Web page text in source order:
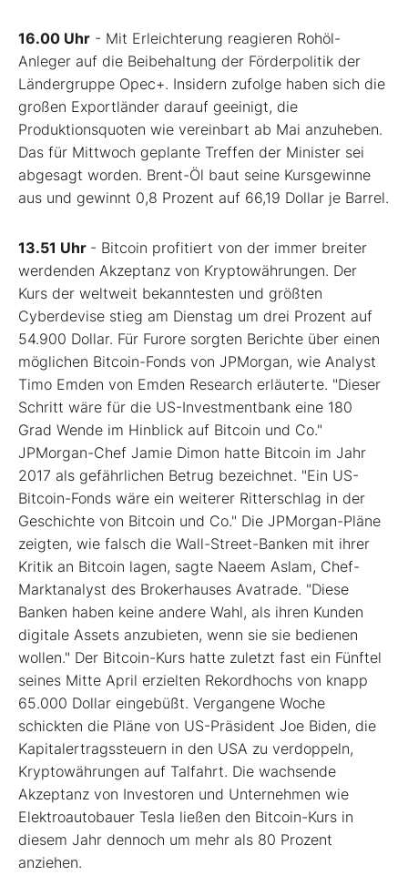
16.00 Uhr - Mit Erleichterung reagieren Rohöl-
Anleger auf die Beibehaltung der Förderpolitik der
Ländergruppe Opec+. Insidern zufolge haben sich die
großen Exportländer darauf geeinigt, die
Produktionsquoten wie vereinbart ab Mai anzuheben.
Das für Mittwoch geplante Treffen der Minister sei
abgesagt worden. Brent-Öl baut seine Kursgewinne
aus und gewinnt 0,8 Prozent auf 66,19 Dollar je Barrel.
13.51 Uhr - Bitcoin profitiert von der immer breiter
werdenden Akzeptanz von Kryptowährungen. Der
Kurs der weltweit bekanntesten und größten
Cyberdevise stieg am Dienstag um drei Prozent auf
54.900 Dollar. Für Furore sorgten Berichte über einen
möglichen Bitcoin-Fonds von JPMorgan, wie Analyst
Timo Emden von Emden Research erläuterte. "Dieser
Schritt wäre für die US-Investmentbank eine 180
Grad Wende im Hinblick auf Bitcoin und Co."
JPMorgan-Chef Jamie Dimon hatte Bitcoin im Jahr
2017 als gefährlichen Betrug bezeichnet. "Ein US-
Bitcoin-Fonds wäre ein weiterer Ritterschlag in der
Geschichte von Bitcoin und Co." Die JPMorgan-Pläne
zeigten, wie falsch die Wall-Street-Banken mit ihrer
Kritik an Bitcoin lagen, sagte Naeem Aslam, Chef-
Marktanalyst des Brokerhauses Avatrade. "Diese
Banken haben keine andere Wahl, als ihren Kunden
digitale Assets anzubieten, wenn sie sie bedienen
wollen." Der Bitcoin-Kurs hatte zuletzt fast ein Fünftel
seines Mitte April erzielten Rekordhochs von knapp
65.000 Dollar eingebüßt. Vergangene Woche
schickten die Pläne von US-Präsident Joe Biden, die
Kapitalertragssteuern in den USA zu verdoppeln,
Kryptowährungen auf Talfahrt. Die wachsende
Akzeptanz von Investoren und Unternehmen wie
Elektroautobauer Tesla ließen den Bitcoin-Kurs in
diesem Jahr dennoch um mehr als 80 Prozent
anziehen.